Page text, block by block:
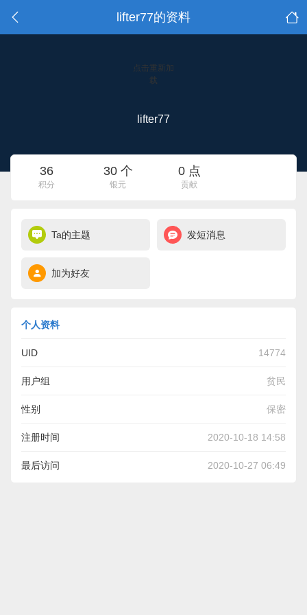
lifter77的资料
点击重新加
载
lifter77
36
积分
30 个
银元
0 点
贡献
Ta的主题 发短消息
加为好友
个人资料
UID 14774
用户组 贫民
性别 保密
注册时间 2020-10-18 14:58
最后访问 2020-10-27 06:49